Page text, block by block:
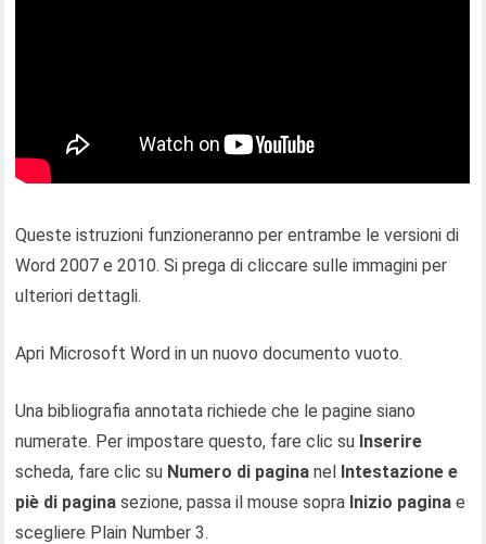
Queste istruzioni funzioneranno per entrambe le versioni di
Word 2007 e 2010. Si prega di cliccare sulle immagini per
ulteriori dettagli.
Apri Microsoft Word in un nuovo documento vuoto.
Una bibliografia annotata richiede che le pagine siano
numerate. Per impostare questo, fare clic su Inserire
scheda, fare clic su Numero di pagina nel Intestazione e
piè di pagina sezione, passa il mouse sopra Inizio pagina e
scegliere Plain Number 3.